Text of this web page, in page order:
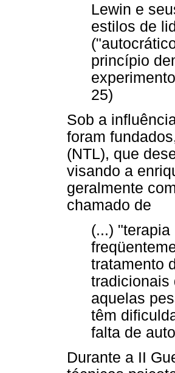
Lewin e
estilos de
princípio
25)
Sob a
foram
(NTL), que
visando a
geralmente
chamado de
(...)
tratamento
tradicionais
aquelas
têm
falta de
Durante a II